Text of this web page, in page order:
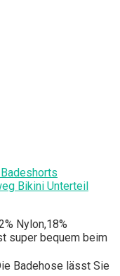
Bikini Unterteil
Nylon,18%
super bequem beim
Badehose lässt Sie